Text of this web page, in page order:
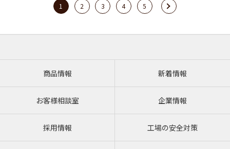
1 2 3 4 5
商品情報 新着情報
お客様相談室 企業情報
採用情報 工場の安全対策